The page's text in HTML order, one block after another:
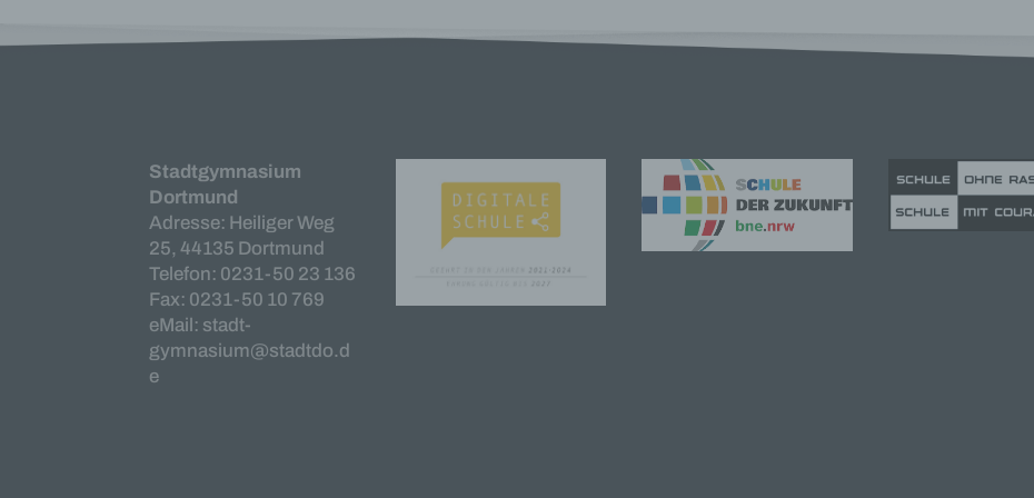
Stadtgymnasium
Dortmund
Adresse: Heiliger Weg
25, 44135 Dortmund
Telefon: 0231-50 23 136
Fax: 0231-50 10 769
eMail: stadt-
gymnasium@stadtdo.d
e
identifizierte oder identifizierbare natürliche Person (im Folgenden
„betroffene Person") beziehen. Als identifizierbar wird eine natürliche
Person angesehen, die direkt oder indirekt, insbesondere mittels
Zuordnung zu einer Kennung wie einem Namen, zu einer Kennnummer, zu
Standortdaten, zu einer Online-Kennung oder zu einem oder mehreren
besonderen Merkmalen, die Ausdruck der physischen, physiologischen,